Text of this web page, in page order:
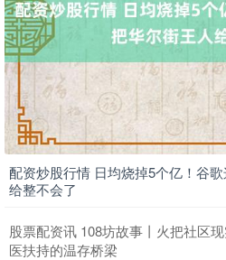
配资炒股行情 日均烧掉5个亿！谷
给整不会了
股票配资讯 108坊故事丨火把社区
医扶持的温存桥梁‌